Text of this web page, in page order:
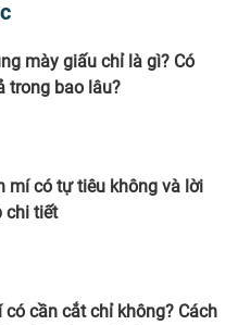
mày giấu chỉ là gì? Có
trong bao lâu?
mí có tự tiêu không và lời
chi tiết
có cần cắt chỉ không? Cách